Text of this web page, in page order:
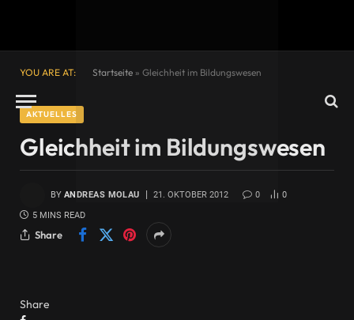
YOU ARE AT: Startseite » Gleichheit im Bildungswesen
AKTUELLES
Gleichheit im Bildungswesen
BY ANDREAS MOLAU 21. OKTOBER 2012 0 0
5 MINS READ
Share
Share